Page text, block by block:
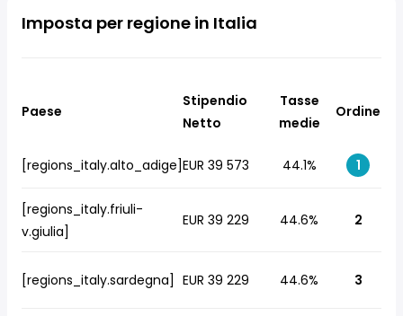
Imposta per regione in Italia
Paese
Stipendio
Netto
Tasse
medie
Ordine
[regions_italy.alto_adige]EUR 39 573 44.1% 1
[regions_italy.friuli-
v.giulia]
EUR 39 229 44.6% 2
[regions_italy.sardegna] EUR 39 229 44.6% 3